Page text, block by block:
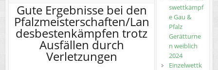
Gute Ergebnisse bei den
Pfalzmeisterschaften/Lan
desbestenkämpfen trotz
Ausfällen durch
Verletzungen
swettkämpf
e Gau &
Pfalz
Gerätturne
n weiblich
2024
Einzelwettk